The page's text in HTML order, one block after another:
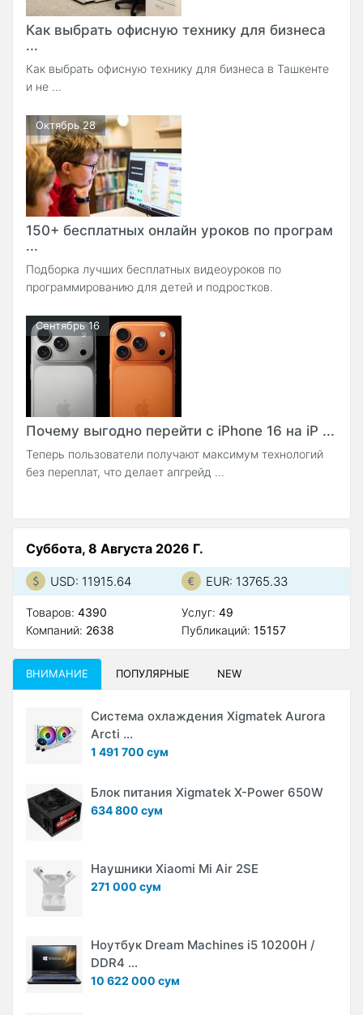
Как выбрать офисную технику для бизнеса
...
Как выбрать офисную технику для бизнеса в Ташкенте
и не ...
Октябрь 28
150+ бесплатных онлайн уроков по програм
...
Подборка лучших бесплатных видеоуроков по
программированию для детей и подростков.
Сентябрь 16
Почему выгодно перейти с iPhone 16 на iP ...
Теперь пользователи получают максимум технологий
без переплат, что делает апгрейд ...
Суббота, 8 Августа 2026 Г.
USD: 11915.64 EUR: 13765.33
Товаров: 4390
Компаний: 2638
Услуг: 49
Публикаций: 15157
ВНИМАНИЕ ПОПУЛЯРНЫЕ NEW
Система охлаждения Xigmatek Aurora
Arcti ...
1 491 700 сум
Блок питания Xigmatek X-Power 650W
634 800 сум
Наушники Xiaomi Mi Air 2SE
271 000 сум
Ноутбук Dream Machines i5 10200H /
DDR4 ...
10 622 000 сум